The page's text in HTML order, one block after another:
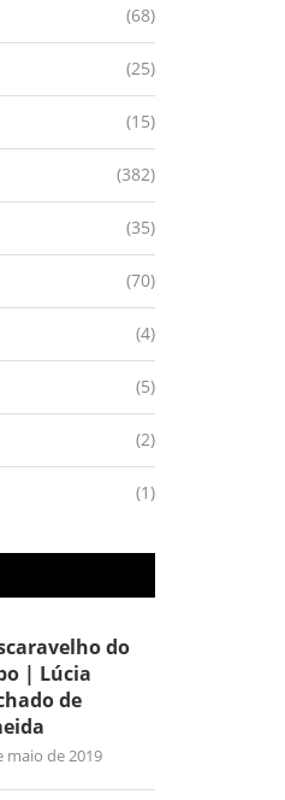
(68)
(25)
(15)
(382)
(35)
(70)
(4)
(5)
(2)
(1)
do
| Lúcia
de
maio de 2019